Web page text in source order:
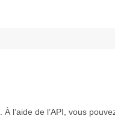
l’aide de l’API, vous